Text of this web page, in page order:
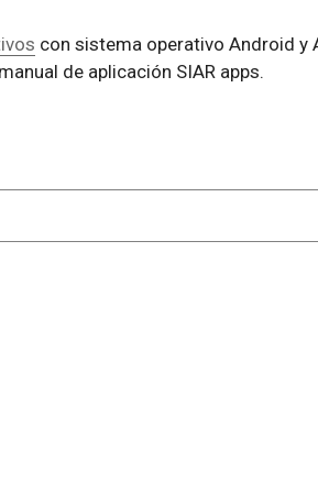
con sistema operativo Android y
de aplicación SIAR apps.